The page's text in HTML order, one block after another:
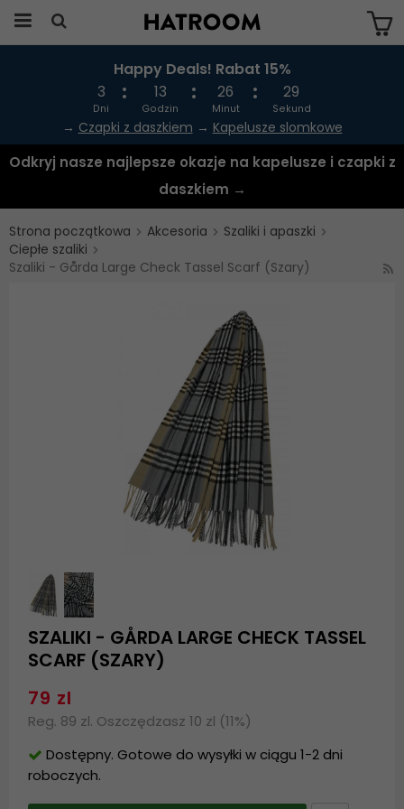
Produkten har blivit tillagd i varukorgen
Happy Deals! Rabat 15%
3
Dni
13
Godzin
26
Minut
29
Sekund
→ Czapki z daszkiem → Kapelusze slomkowe
Odkryj nasze najlepsze okazje na kapelusze i czapki z
daszkiem →
Strona początkowa Akcesoria
Szaliki i apaszki
Ciepłe szaliki
Szaliki - Gårda Large Check Tassel Scarf (Szary)
SZALIKI - GÅRDA LARGE CHECK TASSEL
SCARF (SZARY)
79 zl
Reg. 89 zl. Oszczędzasz 10 zl (11%)
Dostępny. Gotowe do wysyłki w ciągu 1-2 dni
roboczych.